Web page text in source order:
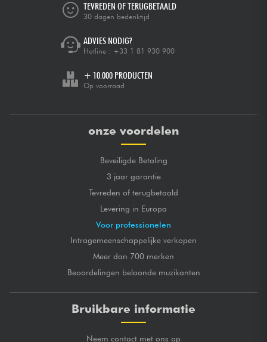
TEVREDEN OF TERUGBETAALD
30 dagen bedenktijd
ADVIES NODIG?
Hotline : +33 1 81 930 900
+ 10.000 PRODUCTEN
Op voorraad
onze voordelen
Beveiligde Betaling
3 jaar garantie
Tevreden of terugbetaald
Levering in Europa
Voor professionelen
Intragemeenschappelijke verkopen
Meer dan 700 merken
Beoordelingen beloonde muzikanten
Bruikbare informatie
Neem contact met ons op